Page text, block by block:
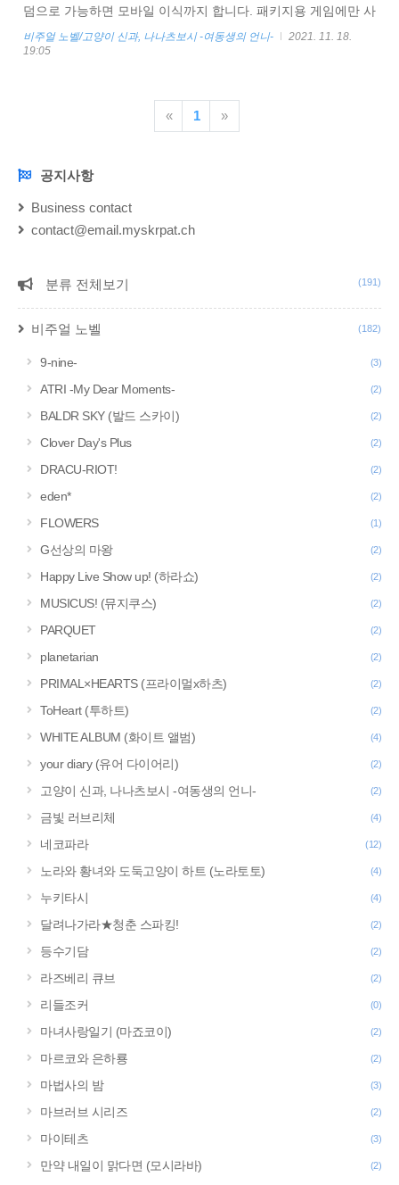
덤으로 가능하면 모바일 이식까지 합니다. 패키지용 게임에만 사
용가능합니다. 패치하는법 아래 링크에서 한글패치를 받습니다.
패스워드는 neko 입니다. https://drive.google.com/file/d/1-
이 게임이 설치 되어있는 경로로 압축을 해제 해줍니다. 백신이
패치 파일을 바이러스로 오인해서 파일 일부를 삭제할 수 있습니
비주얼 노벨/고양이 신과, 나나츠보시 -여동생의 언니-
2021. 11. 18.
19:05
« 1 »
NOTICE공지사항
Business contact
contact@email.myskrpat.ch
CATEGORY
분류 전체보기 (191)
비주얼 노벨 (182)
9-nine- (3)
ATRI -My Dear Moments- (2)
BALDR SKY (발드 스카이) (2)
Clover Day's Plus (2)
DRACU-RIOT! (2)
eden* (2)
FLOWERS (1)
G선상의 마왕 (2)
Happy Live Show up! (하라쇼) (2)
MUSICUS! (뮤지쿠스) (2)
PARQUET (2)
planetarian (2)
PRIMAL×HEARTS (프라이멀x하츠) (2)
ToHeart (투하트) (2)
WHITE ALBUM (화이트 앨범) (4)
your diary (유어 다이어리) (2)
고양이 신과, 나나츠보시 -여동생의 언니- (2)
금빛 러브리체 (4)
네코파라 (12)
노라와 황녀와 도둑고양이 하트 (노라토토) (4)
누키타시 (4)
달려나가라★청춘 스파킹! (2)
등수기담 (2)
라즈베리 큐브 (2)
리들조커 (0)
마녀사랑일기 (마죠코이) (2)
마르코와 은하룡 (2)
마법사의 밤 (3)
마브러브 시리즈 (2)
마이테츠 (3)
만약 내일이 맑다면 (모시라바) (2)